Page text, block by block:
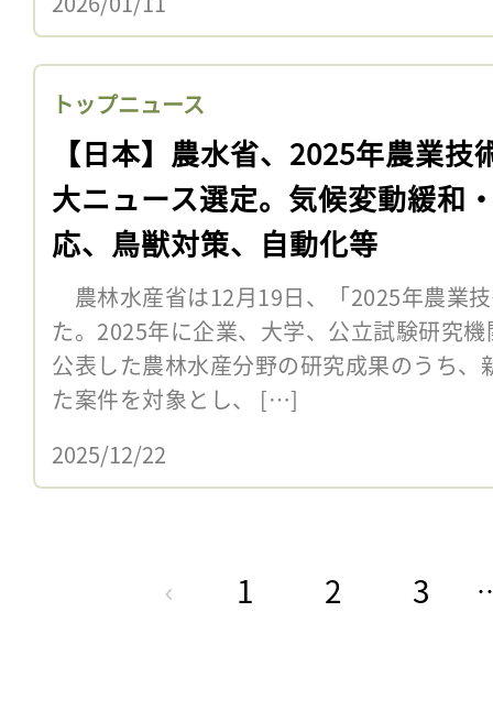
トップニュース
【日本】農水省、2025年農業技
大ニュース選定。気候変動緩和
応、鳥獣対策、自動化等
農林水産省は12月19日、「2025年農業
た。2025年に企業、大学、公立試験研究
公表した農林水産分野の研究成果のうち、
た案件を対象とし、 […]
2025/12/22
1 2 3